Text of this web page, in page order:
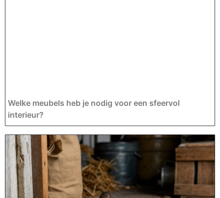
Welke meubels heb je nodig voor een sfeervol
interieur?